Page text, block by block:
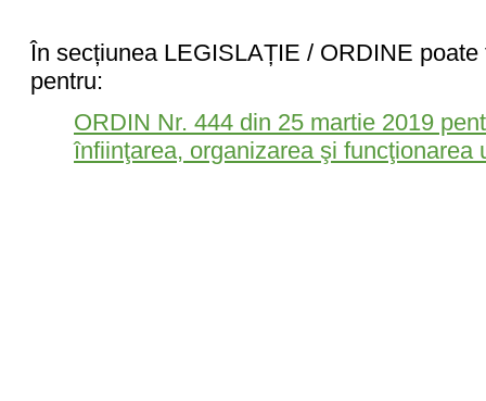
În secțiunea LEGISLAȚIE / ORDINE
pentru:
ORDIN Nr. 444 din 25 martie 2019
înfiinţarea, organizarea şi funcţionarea